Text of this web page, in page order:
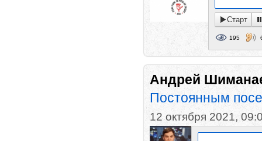
Старт
195
Андрей
Постоянным
12 октября 2021,